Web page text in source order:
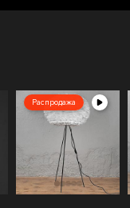
Распродажа